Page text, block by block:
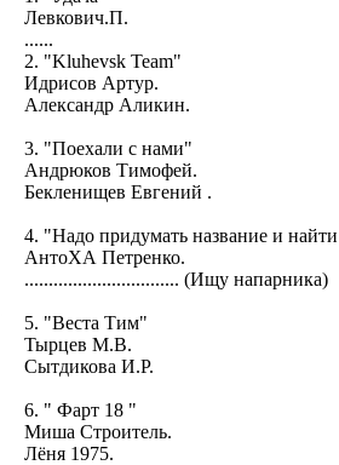
Левкович.П.
......
2. "Kluhevsk Team"
Идрисов Артур.
Александр Аликин.
3. "Поехали с нами"
Андрюков Тимофей.
Бекленищев Евгений .
4. "Надо придумать название и
АнтоХА Петренко.
................................ (Ищу напарника)
5. "Веста Тим"
Тырцев М.В.
Сытдикова И.Р.
6. " Фарт 18 "
Миша Строитель.
Лёня 1975.